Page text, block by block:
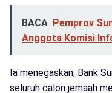
BACA Pemprov
Anggota Komisi
Ia menegaskan, Bank
seluruh calon jemaah